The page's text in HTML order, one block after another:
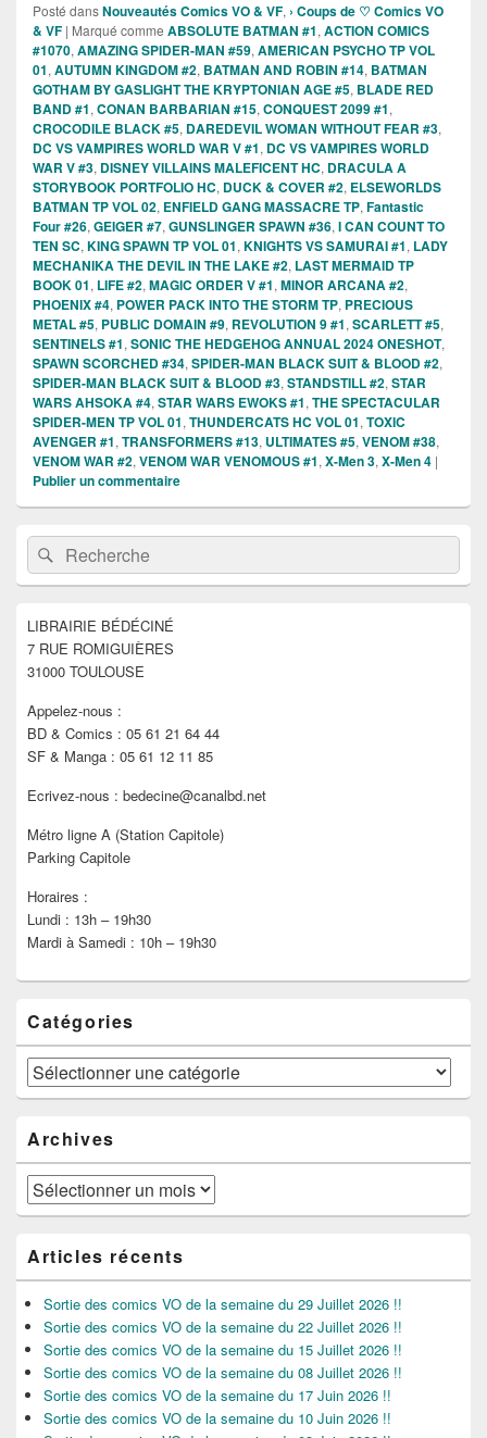
Posté dansNouveautés Comics VO & VF, › Coups de ♡ Comics VO
& VF | Marqué comme ABSOLUTE BATMAN #1, ACTION COMICS
#1070, AMAZING SPIDER-MAN #59, AMERICAN PSYCHO TP VOL
01, AUTUMN KINGDOM #2, BATMAN AND ROBIN #14, BATMAN
GOTHAM BY GASLIGHT THE KRYPTONIAN AGE #5, BLADE RED
BAND #1, CONAN BARBARIAN #15, CONQUEST 2099 #1,
CROCODILE BLACK #5, DAREDEVIL WOMAN WITHOUT FEAR #3,
DC VS VAMPIRES WORLD WAR V #1, DC VS VAMPIRES WORLD
WAR V #3, DISNEY VILLAINS MALEFICENT HC, DRACULA A
STORYBOOK PORTFOLIO HC, DUCK & COVER #2, ELSEWORLDS
BATMAN TP VOL 02, ENFIELD GANG MASSACRE TP, Fantastic
Four #26, GEIGER #7, GUNSLINGER SPAWN #36, I CAN COUNT TO
TEN SC, KING SPAWN TP VOL 01, KNIGHTS VS SAMURAI #1, LADY
MECHANIKA THE DEVIL IN THE LAKE #2, LAST MERMAID TP
BOOK 01, LIFE #2, MAGIC ORDER V #1, MINOR ARCANA #2,
PHOENIX #4, POWER PACK INTO THE STORM TP, PRECIOUS
METAL #5, PUBLIC DOMAIN #9, REVOLUTION 9 #1, SCARLETT #5,
SENTINELS #1, SONIC THE HEDGEHOG ANNUAL 2024 ONESHOT,
SPAWN SCORCHED #34, SPIDER-MAN BLACK SUIT & BLOOD #2,
SPIDER-MAN BLACK SUIT & BLOOD #3, STANDSTILL #2, STAR
WARS AHSOKA #4, STAR WARS EWOKS #1, THE SPECTACULAR
SPIDER-MEN TP VOL 01, THUNDERCATS HC VOL 01, TOXIC
AVENGER #1, TRANSFORMERS #13, ULTIMATES #5, VENOM #38,
VENOM WAR #2, VENOM WAR VENOMOUS #1, X-Men 3, X-Men 4 |
Publier un commentaire
Zone
principale
de
widget
barre
latérale
Recherche :Rechercher
LIBRAIRIE BÉDÉCINÉ
7 RUE ROMIGUIÈRES
31000 TOULOUSE
Appelez-nous :
BD & Comics : 05 61 21 64 44
SF & Manga : 05 61 12 11 85
Ecrivez-nous : bedecine@canalbd.net
Métro ligne A (Station Capitole)
Parking Capitole
Horaires :
Lundi : 13h – 19h30
Mardi à Samedi : 10h – 19h30
Catégories
Catégories
Archives
Archives
Articles récents
Sortie des comics VO de la semaine du 29 Juillet 2026 !!
Sortie des comics VO de la semaine du 22 Juillet 2026 !!
Sortie des comics VO de la semaine du 15 Juillet 2026 !!
Sortie des comics VO de la semaine du 08 Juillet 2026 !!
Sortie des comics VO de la semaine du 17 Juin 2026 !!
Sortie des comics VO de la semaine du 10 Juin 2026 !!